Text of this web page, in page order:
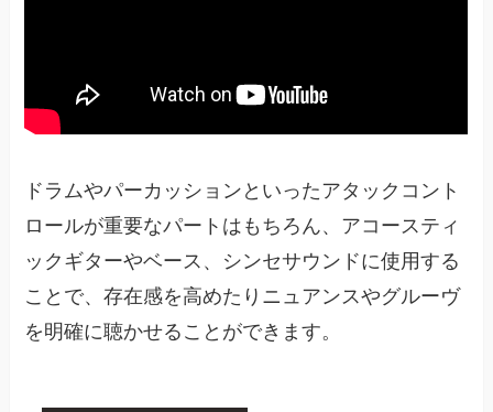
ドラムやパーカッションといったアタックコント
ロールが重要なパートはもちろん、アコースティ
ックギターやベース、シンセサウンドに使用する
ことで、存在感を高めたりニュアンスやグルーヴ
を明確に聴かせることができます。